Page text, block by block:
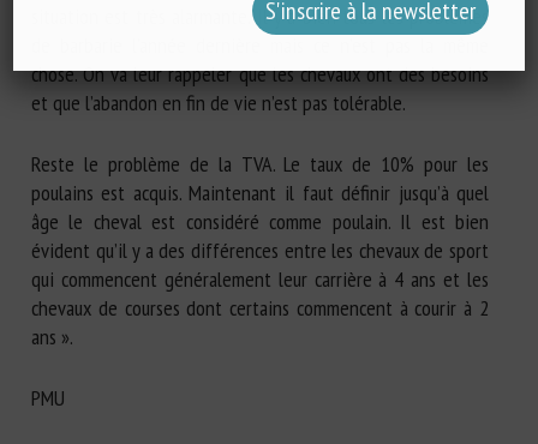
situation est très alarmante. Il y a bien tous les problèmes
chose. On va leur rappeler que les chevaux ont des besoins
et que l’abandon en fin de vie n’est pas tolérable.
Reste le problème de la TVA. Le taux de 10% pour les
poulains est acquis. Maintenant il faut définir jusqu’à quel
âge le cheval est considéré comme poulain. Il est bien
évident qu’il y a des différences entre les chevaux de sport
qui commencent généralement leur carrière à 4 ans et les
chevaux de courses dont certains commencent à courir à 2
ans ».
PMU